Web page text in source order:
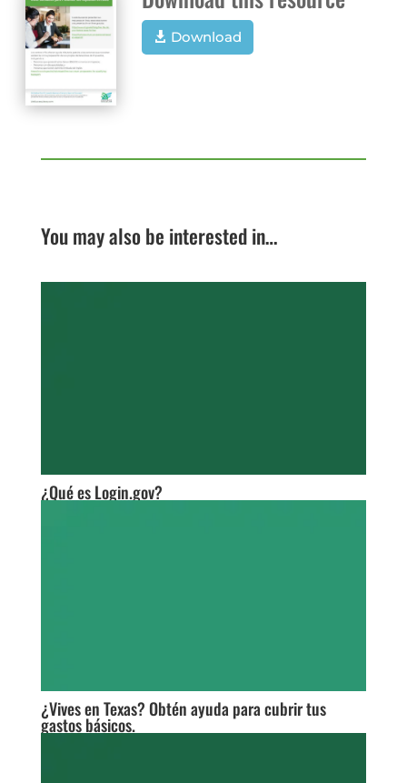
Download
You may also be interested in…
¿Qué es Login.gov?
¿Vives en Texas? Obtén ayuda para cubrir tus
gastos básicos.